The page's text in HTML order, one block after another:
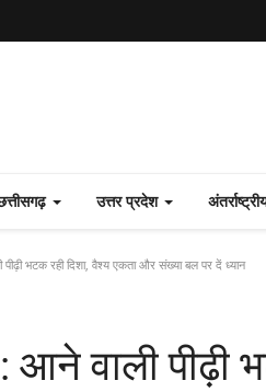
उत्तर प्रदेश
पीढ़ी भटक रही दिशा, वैश्य एकता और संख्या बल पर दें ध्यान
आने वाली पीढ़ी